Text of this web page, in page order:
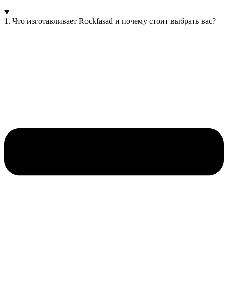
1. Что изготавливает Rockfasad и почему стоит выбрать вас?